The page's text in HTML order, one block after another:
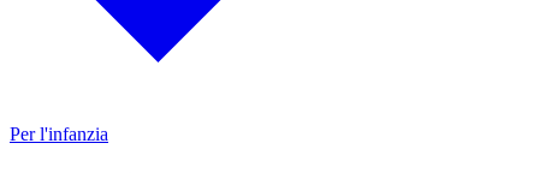
Per l'infanzia